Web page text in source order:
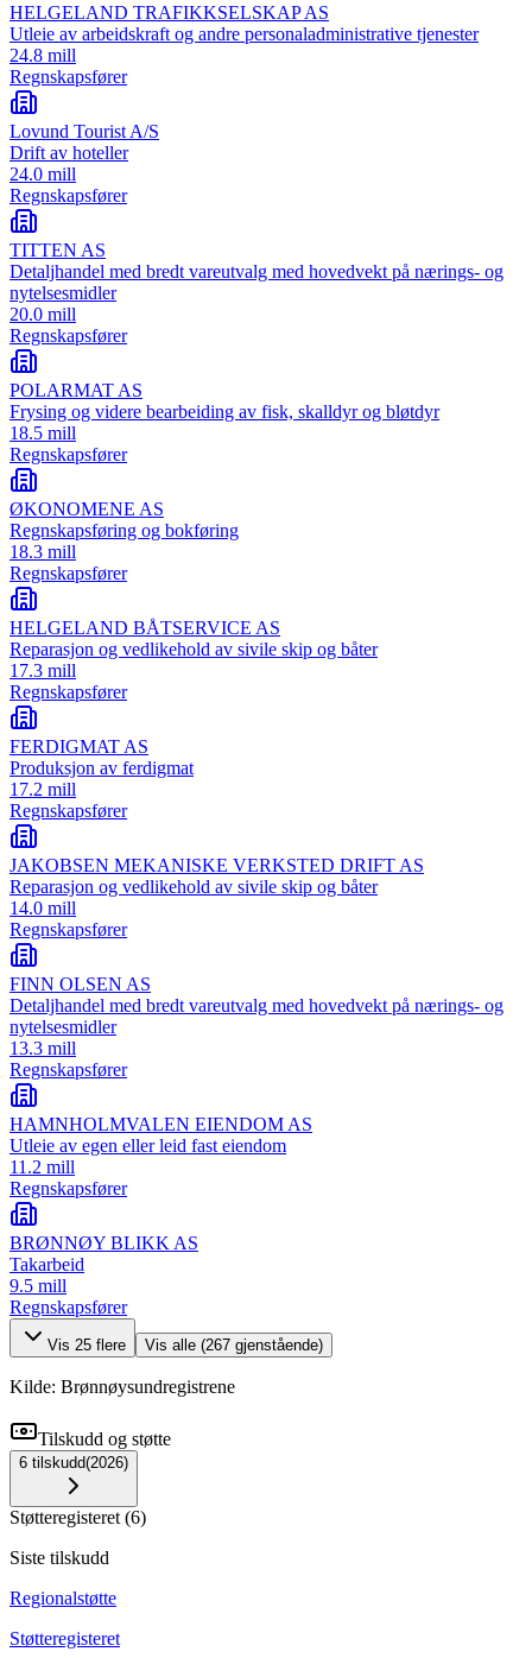
HELGELAND TRAFIKKSELSKAP AS
Utleie av arbeidskraft og andre personaladministrative tjenester
24.8 mill
Regnskapsfører
Lovund Tourist A/S
Drift av hoteller
24.0 mill
Regnskapsfører
TITTEN AS
Detaljhandel med bredt vareutvalg med hovedvekt på nærings- og
nytelsesmidler
20.0 mill
Regnskapsfører
POLARMAT AS
Frysing og videre bearbeiding av fisk, skalldyr og bløtdyr
18.5 mill
Regnskapsfører
ØKONOMENE AS
Regnskapsføring og bokføring
18.3 mill
Regnskapsfører
HELGELAND BÅTSERVICE AS
Reparasjon og vedlikehold av sivile skip og båter
17.3 mill
Regnskapsfører
FERDIGMAT AS
Produksjon av ferdigmat
17.2 mill
Regnskapsfører
JAKOBSEN MEKANISKE VERKSTED DRIFT AS
Reparasjon og vedlikehold av sivile skip og båter
14.0 mill
Regnskapsfører
FINN OLSEN AS
Detaljhandel med bredt vareutvalg med hovedvekt på nærings- og
nytelsesmidler
13.3 mill
Regnskapsfører
HAMNHOLMVALEN EIENDOM AS
Utleie av egen eller leid fast eiendom
11.2 mill
Regnskapsfører
BRØNNØY BLIKK AS
Takarbeid
9.5 mill
Regnskapsfører
Vis 25 flere Vis alle (267 gjenstående)
Kilde: Brønnøysundregistrene
Tilskudd og støtte
6 tilskudd(2026)
Støtteregisteret (6)
Siste tilskudd
Regionalstøtte
Støtteregisteret